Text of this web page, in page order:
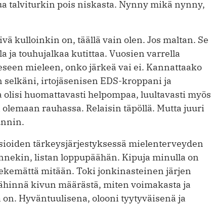
talviturkin pois niskasta. Nynny mikä nynny,
kulloinkin on, täällä vain olen. Jos maltan. Se
ja touhujalkaa kutittaa. Vuosien varrella
mieleen, onko järkeä vai ei. Kannattaako
selkäni, irtojäsenisen EDS-kroppani ja
huomattavasti helpompaa, luultavasti myös
rauhassa. Relaisin täpöllä. Mutta juuri
tärkeysjärjestyksessä mielenterveyden
listan loppupäähän. Kipuja minulla on
mitään. Toki jonkinasteinen järjen
kivun määrästä, miten voimakasta ja
Hyväntuulisena, olooni tyytyväisenä ja